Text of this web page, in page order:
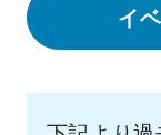
イ